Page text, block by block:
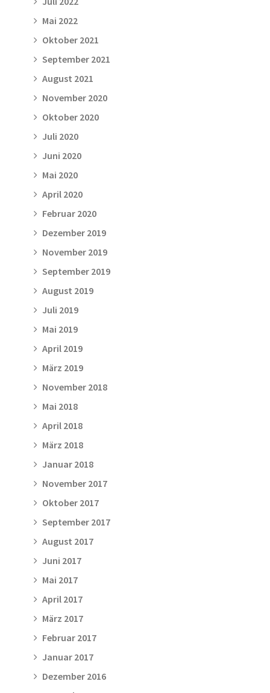
Mai 2022
Oktober 2021
September 2021
August 2021
November 2020
Oktober 2020
Juli 2020
Juni 2020
Mai 2020
April 2020
Februar 2020
Dezember 2019
November 2019
September 2019
August 2019
Juli 2019
Mai 2019
April 2019
März 2019
November 2018
Mai 2018
April 2018
März 2018
Januar 2018
November 2017
Oktober 2017
September 2017
August 2017
Juni 2017
Mai 2017
April 2017
März 2017
Februar 2017
Januar 2017
Dezember 2016